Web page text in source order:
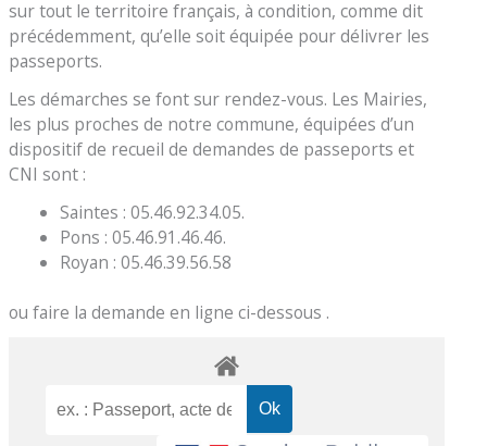
sur tout le territoire français, à condition, comme dit
précédemment, qu’elle soit équipée pour délivrer les
passeports.
Les démarches se font sur rendez-vous. Les Mairies,
les plus proches de notre commune, équipées d’un
dispositif de recueil de demandes de passeports et
CNI sont :
Saintes : 05.46.92.34.05.
Pons : 05.46.91.46.46.
Royan : 05.46.39.56.58
ou faire la demande en ligne ci-dessous .